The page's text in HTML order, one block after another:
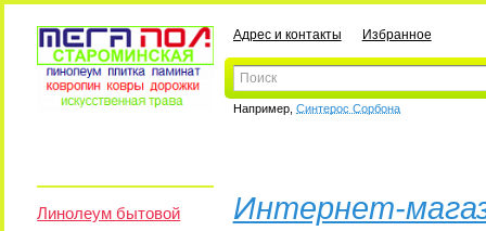
Адрес и контакты Избранное
Например, Синтерос Сорбона
Линолеум бытовой
Интернет-